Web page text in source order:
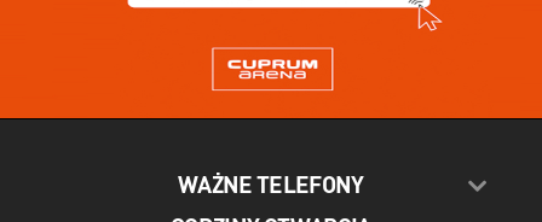
WAŻNE TELEFONY